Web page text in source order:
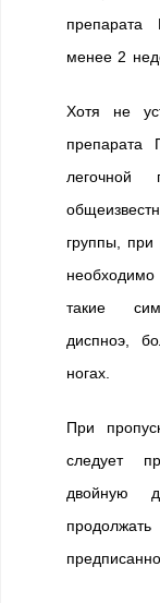
препарата
менее 2
Хотя не
препарата
легочной
группы, при
такие
диспноэ,
ногах.
При
следует
двойную